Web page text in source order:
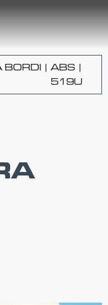
BORDI | ABS |
519U